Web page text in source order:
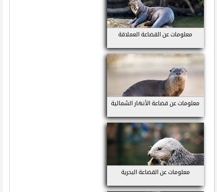
معلومات عن القضاعة العملاقة
معلومات عن قضاعة الأنهار الشمالية
معلومات عن القضاعة البحرية